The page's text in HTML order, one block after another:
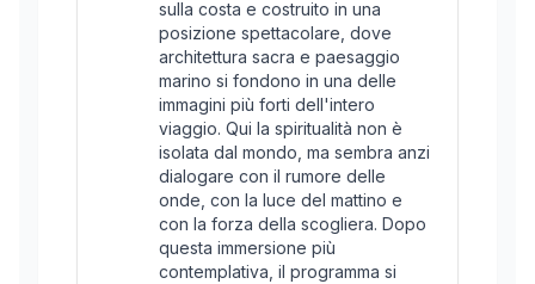
sulla costa e costruito in una
posizione spettacolare, dove
architettura sacra e paesaggio
marino si fondono in una delle
immagini più forti dell'intero
viaggio. Qui la spiritualità non è
isolata dal mondo, ma sembra anzi
dialogare con il rumore delle
onde, con la luce del mattino e
con la forza della scogliera. Dopo
questa immersione più
contemplativa, il programma si